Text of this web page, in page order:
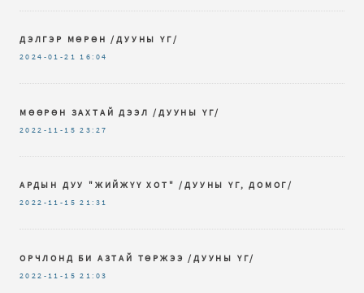
ДЭЛГЭР МӨРӨН /ДУУНЫ ҮГ/
2024-01-21 16:04
МӨӨРӨН ЗАХТАЙ ДЭЭЛ /ДУУНЫ ҮГ/
2022-11-15 23:27
АРДЫН ДУУ "ЖИЙЖҮҮ ХОТ" /ДУУНЫ ҮГ, ДОМОГ/
2022-11-15 21:31
ОРЧЛОНД БИ АЗТАЙ ТӨРЖЭЭ /ДУУНЫ ҮГ/
2022-11-15 21:03